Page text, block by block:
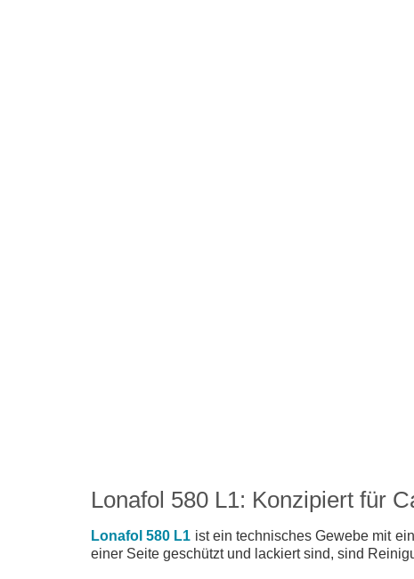
Lonafol 580 L1: Konzipiert für
Lonafol 580 L1 ist ein technisches Gewebe mit
einer Seite geschützt und lackiert sind, sind